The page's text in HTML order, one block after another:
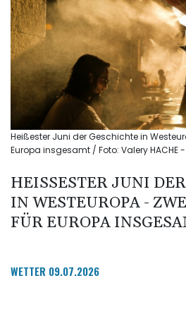
Heißester Juni der Geschichte in
Europa insgesamt / Foto: Valery HACHE
HEISSESTER JUNI DER
N WESTEUROPA -
ÜR EUROPA
WETTER 09.07.2026